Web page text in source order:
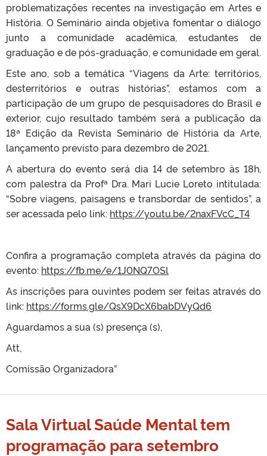
problematizações recentes na investigação em Artes e
História. O Seminário ainda objetiva fomentar o diálogo
junto a comunidade acadêmica, estudantes de
graduação e de pós-graduação, e comunidade em geral.
Este ano, sob a temática “Viagens da Arte: territórios,
desterritórios e outras histórias”, estamos com a
participação de um grupo de pesquisadores do Brasil e
exterior, cujo resultado também será a publicação da
18ª Edição da Revista Seminário de História da Arte,
lançamento previsto para dezembro de 2021.
A abertura do evento será dia 14 de setembro às 18h,
com palestra da Profª Dra. Mari Lucie Loreto intitulada:
“Sobre viagens, paisagens e transbordar de sentidos”, a
ser acessada pelo link: https://youtu.be/2naxFVcC_T4
Confira a programação completa através da página do
evento: https://fb.me/e/1J0NQ7OSl
As inscrições para ouvintes podem ser feitas através do
link: https://forms.gle/QsX9DcX6babDVyQd6
Aguardamos a sua (s) presença (s),
Att,
Comissão Organizadora”
Sala Virtual Saúde Mental tem
programação para setembro